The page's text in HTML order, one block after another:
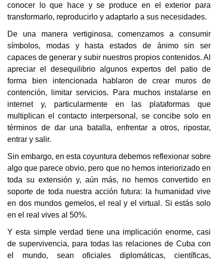
conocer lo que hace y se produce en el exterior para
transformarlo, reproducirlo y adaptarlo a sus necesidades.
De una manera vertiginosa, comenzamos a consumir
símbolos, modas y hasta estados de ánimo sin ser
capaces de generar y subir nuestros propios contenidos. Al
apreciar el desequilibrio algunos expertos del patio de
forma bien intencionada hablaron de crear muros de
contención, limitar servicios. Para muchos instalarse en
internet y, particularmente en las plataformas que
multiplican el contacto interpersonal, se concibe solo en
términos de dar una batalla, enfrentar a otros, ripostar,
entrar y salir.
Sin embargo, en esta coyuntura debemos reflexionar sobre
algo que parece obvio, pero que no hemos interiorizado en
toda su extensión y, aún más, no hemos convertido en
soporte de toda nuestra acción futura: la humanidad vive
en dos mundos gemelos, el real y el virtual. Si estás solo
en el real vives al 50%.
Y esta simple verdad tiene una implicación enorme, casi
de supervivencia, para todas las relaciones de Cuba con
el mundo, sean oficiales diplomáticas, científicas,